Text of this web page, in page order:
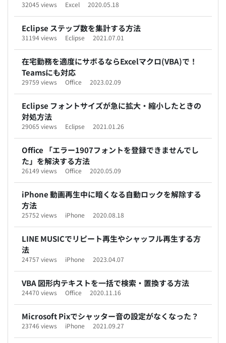
32045 views Excel 2020.05.18
Eclipse ステップ数を集計する方法
31194 views Eclipse 2021.07.01
在宅勤務を適度にサボるならExcelマクロ(VBA)で！
Teamsにも対応
29759 views Office 2023.02.09
Eclipse フォントサイズが急に拡大・縮小したときの
対処方法
29065 views Eclipse 2021.01.26
Office 「エラー1907フォントを登録できませんでし
た」を解決する方法
26149 views Office 2020.05.09
iPhone 動画再生中に暗くなる自動ロックを解除する
方法
25752 views iPhone 2020.08.18
LINE MUSICでリピート再生やシャッフル再生する方
法
24757 views iPhone 2023.04.07
VBA 図形内テキストを一括で検索・置換する方法
24470 views Office 2020.11.16
Microsoft Pixでシャッター音の設定がなくなった？
23746 views iPhone 2021.09.27